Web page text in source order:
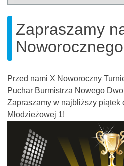
Zapraszamy
Przed nami X Noworoczny
Puchar Burmistrza Nowego
Zapraszamy w najbliższy piątek
Młodzieżowej 1!